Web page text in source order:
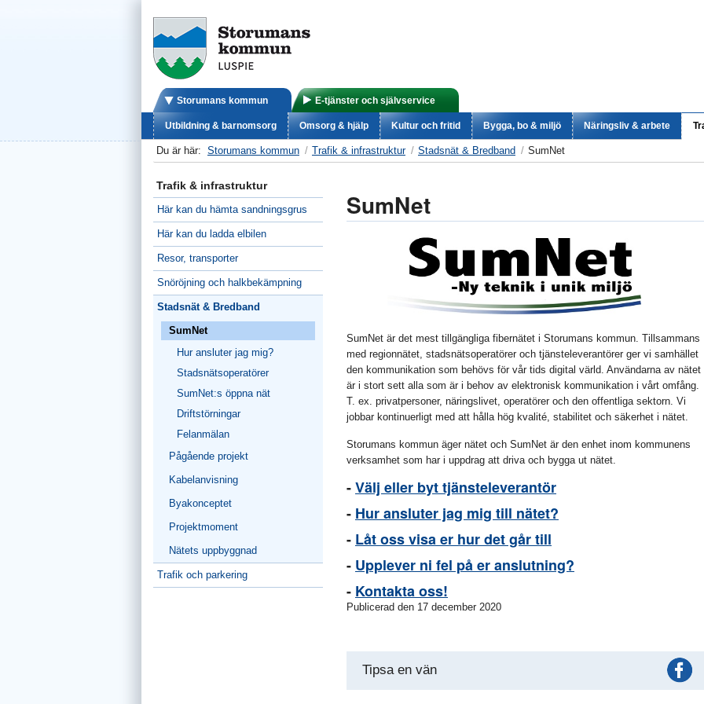
Storumans kommun E-tjänster och självservice
Utbildning & barnomsorg Omsorg & hjälp Kultur och fritid Bygga, bo & miljö Näringsliv & arbete
Du är här: Storumans kommun Trafik & infrastruktur Stadsnät & Bredband SumNet
Trafik & infrastruktur
Här kan du hämta sandningsgrus
Här kan du ladda elbilen
Resor, transporter
Snöröjning och halkbekämpning
Stadsnät & Bredband
SumNet
Hur ansluter jag mig?
Stadsnätsoperatörer
SumNet:s öppna nät
Driftstörningar
Felanmälan
Pågående projekt
Kabelanvisning
Byakonceptet
Projektmoment
Nätets uppbyggnad
Trafik och parkering
SumNet
SumNet är det mest tillgängliga fibernätet i Storumans kommun. Tillsammans
med regionnätet, stadsnätsoperatörer och tjänsteleverantörer ger vi samhället
den kommunikation som behövs för vår tids digital värld. Användarna av nätet
är i stort sett alla som är i behov av elektronisk kommunikation i vårt omfång.
T. ex. privatpersoner, näringslivet, operatörer och den offentliga sektorn. Vi
jobbar kontinuerligt med att hålla hög kvalité, stabilitet och säkerhet i nätet.
Storumans kommun äger nätet och SumNet är den enhet inom kommunens
verksamhet som har i uppdrag att driva och bygga ut nätet.
-Välj eller byt tjänsteleverantör
- Hur ansluter jag mig till nätet?
- Låt oss visa er hur det går till
- Upplever ni fel på er anslutning?
- Kontakta oss!
Publicerad den 17 december 2020
Tipsa en vän